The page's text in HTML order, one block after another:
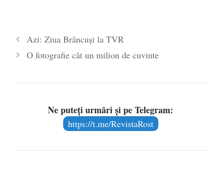
Azi: Ziua Brâncuși la TVR
O fotografie cât un milion de cuvinte
Ne puteți urmări și pe Telegram:
https://t.me/RevistaRost